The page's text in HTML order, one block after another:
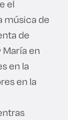
el
música de
de
en
en la
en la